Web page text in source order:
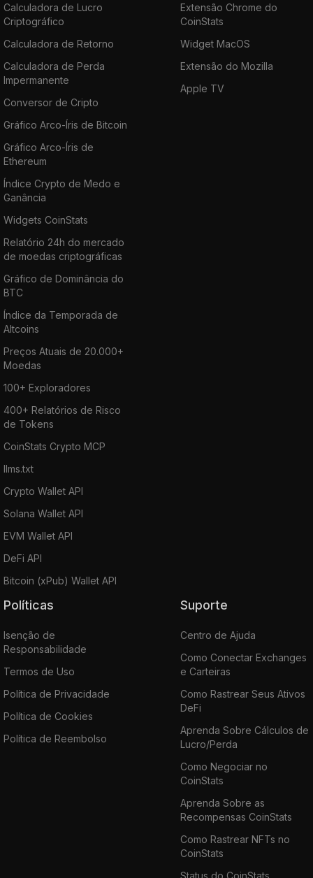
Calculadora de Lucro
Criptográfico
Calculadora de Retorno
Calculadora de Perda
Impermanente
Conversor de Cripto
Gráfico Arco-Íris de Bitcoin
Gráfico Arco-Íris de
Ethereum
Índice Crypto de Medo e
Ganância
Widgets CoinStats
Relatório 24h do mercado
de moedas criptográficas
Gráfico de Dominância do
BTC
Índice da Temporada de
Altcoins
Preços Atuais de 20.000+
Moedas
100+ Exploradores
400+ Relatórios de Risco
de Tokens
CoinStats Crypto MCP
llms.txt
Crypto Wallet API
Solana Wallet API
EVM Wallet API
DeFi API
Bitcoin (xPub) Wallet API
Extensão Chrome do
CoinStats
Widget MacOS
Extensão do Mozilla
Apple TV
Políticas
Isenção de
Responsabilidade
Termos de Uso
Política de Privacidade
Política de Cookies
Política de Reembolso
Suporte
Centro de Ajuda
Como Conectar Exchanges
e Carteiras
Como Rastrear Seus Ativos
DeFi
Aprenda Sobre Cálculos de
Lucro/Perda
Como Negociar no
CoinStats
Aprenda Sobre as
Recompensas CoinStats
Como Rastrear NFTs no
CoinStats
Status do CoinStats